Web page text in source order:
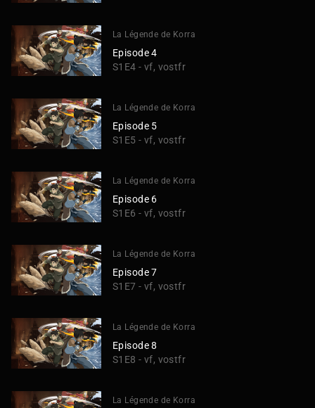
La Légende de Korra
Episode 4
S1E4 - vf, vostfr
La Légende de Korra
Episode 5
S1E5 - vf, vostfr
La Légende de Korra
Episode 6
S1E6 - vf, vostfr
La Légende de Korra
Episode 7
S1E7 - vf, vostfr
La Légende de Korra
Episode 8
S1E8 - vf, vostfr
La Légende de Korra